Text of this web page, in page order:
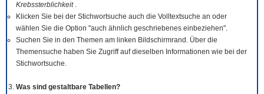
Krebssterblichkeit .
Klicken Sie bei der Stichwortsuche auch die Volltextsuche an oder
wählen Sie die Option "auch ähnlich geschriebenes einbeziehen".
Suchen Sie in den Themen am linken Bildschirmrand. Über die
Themensuche haben Sie Zugriff auf dieselben Informationen wie bei der
Stichwortsuche.
Was sind gestaltbare Tabellen?